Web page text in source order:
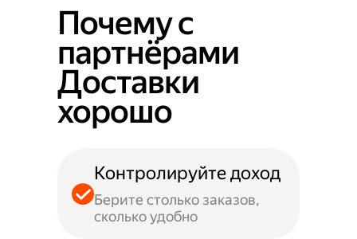
Почему с
партнёрами
Доставки
хорошо
Контролируйте доход
Берите столько заказов,
сколько удобно